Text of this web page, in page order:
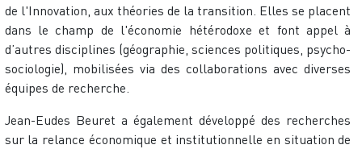
de l'Innovation, aux théories de la transition. Elles se placent
dans le champ de l'économie hétérodoxe et font appel à
d’autres disciplines (géographie, sciences politiques, psycho-
sociologie), mobilisées via des collaborations avec diverses
équipes de recherche.
Jean-Eudes Beuret a également développé des recherches
sur la relance économique et institutionnelle en situation de